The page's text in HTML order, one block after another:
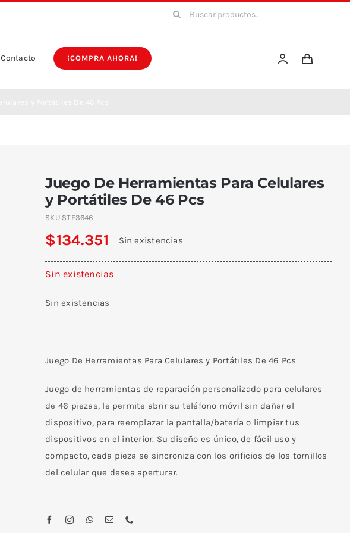
Buscar:
Contacto ¡COMPRA AHORA!
Juego De Herramientas Para Celulares
y Portátiles De 46 Pcs
SKU STE3646
$134.351 Sin existencias
Sin existencias
Sin existencias
Juego De Herramientas Para Celulares y Portátiles De 46 Pcs
Juego de herramientas de reparación personalizado para celulares
de 46 piezas, le permite abrir su teléfono móvil sin dañar el
dispositivo, para reemplazar la pantalla/batería o limpiar tus
dispositivos en el interior. Su diseño es único, de fácil uso y
compacto, cada pieza se sincroniza con los orificios de los tornillos
del celular que desea aperturar.